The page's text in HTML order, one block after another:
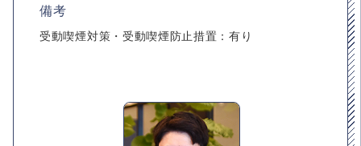
備考
受動喫煙対策・受動喫煙防止措置：有り